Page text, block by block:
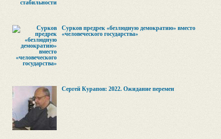
Сурков предрек «безлюдную демократию» вместо
«человеческого государства»
Сергей Курапов: 2022. Ожидание перемен